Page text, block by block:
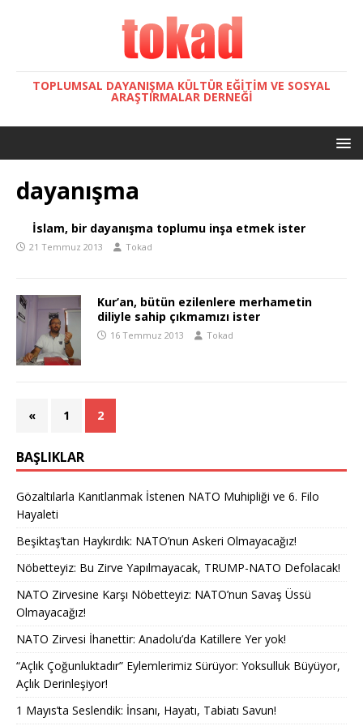
TOPLUMSAL DAYANIŞMA KÜLTÜR EĞITIM VE SOSYAL
ARAŞTIRMALAR DERNEĞI
dayanışma
İslam, bir dayanışma toplumu inşa etmek ister
21 Temmuz 2013 Tokad
Kur’an, bütün ezilenlere merhametin
diliyle sahip çıkmamızı ister
16 Temmuz 2013 Tokad
« 1 2
BAŞLIKLAR
Gözaltılarla Kanıtlanmak İstenen NATO Muhipliği ve 6. Filo
Hayaleti
Beşiktaş’tan Haykırdık: NATO’nun Askeri Olmayacağız!
Nöbetteyiz: Bu Zirve Yapılmayacak, TRUMP-NATO Defolacak!
NATO Zirvesine Karşı Nöbetteyiz: NATO’nun Savaş Üssü
Olmayacağız!
NATO Zirvesi İhanettir: Anadolu’da Katillere Yer yok!
“Açlık Çoğunluktadır” Eylemlerimiz Sürüyor: Yoksulluk Büyüyor,
Açlık Derinleşiyor!
1 Mayıs’ta Seslendik: İnsanı, Hayatı, Tabiatı Savun!